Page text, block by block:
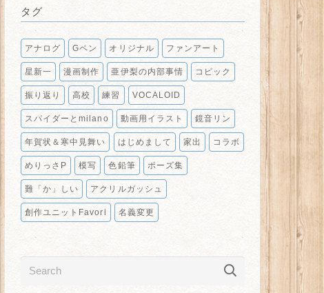
タグ
アナログ Gペン オリジナル ファンアート
星新一 漫画制作 亜伊梨の内部事情 コピック
振り返り 高校 練習 VOCALOID
スパイダーとmilano 動画用イラスト 鏡音リン
年賀状＆寒中見舞い はじめまして 家出 コラボ
めりっさP 模写 色鉛筆 ポーズ集
難「か」しい アクリルガッシュ
創作ユニットFavori 名義変更